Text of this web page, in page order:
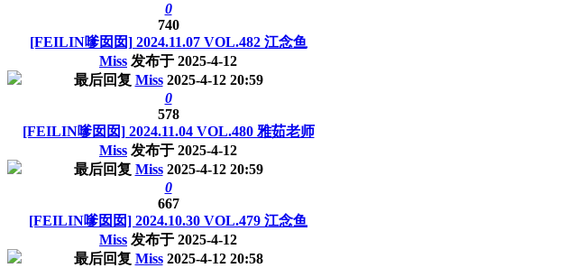
0
740
[FEILIN嗲囡囡] 2024.11.07 VOL.482 江念鱼
Miss 发布于 2025-4-12
最后回复 Miss 2025-4-12 20:59
0
578
[FEILIN嗲囡囡] 2024.11.04 VOL.480 雅茹老师
Miss 发布于 2025-4-12
最后回复 Miss 2025-4-12 20:59
0
667
[FEILIN嗲囡囡] 2024.10.30 VOL.479 江念鱼
Miss 发布于 2025-4-12
最后回复 Miss 2025-4-12 20:58